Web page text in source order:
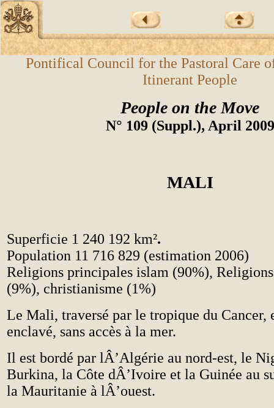
Pontifical Council for the Pastoral Care
Itinerant People
People on the Move
N° 109 (Suppl.), April 2009
MALI
Superficie 1 240 192 km².
Population 11 716 829 (estimation 2006)
Religions principales islam (90%),
(9%), christianisme (1%)
Le Mali, traversé par le tropique du Cancer,
enclavé, sans accès à la mer.
Il est bordé par lÂ’Algérie au nord-est, le
Burkina, la Côte dÂ’Ivoire et la Guinée au
la Mauritanie à lÂ’ouest.